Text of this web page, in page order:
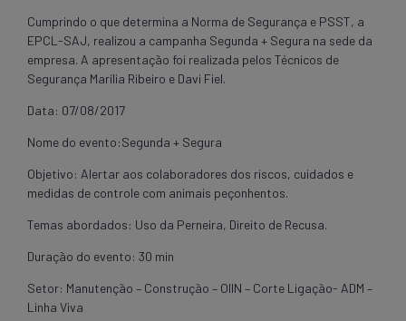
Cumprindo o que determina a Norma de Segurança e PSST, a
EPCL-SAJ, realizou a campanha Segunda + Segura na sede da
empresa. A apresentação foi realizada pelos Técnicos de
Segurança Marília Ribeiro e Davi Fiel.
Data: 07/08/2017
Nome do evento:Segunda + Segura
Objetivo: Alertar aos colaboradores dos riscos, cuidados e
medidas de controle com animais peçonhentos.
Temas abordados: Uso da Perneira, Direito de Recusa.
Duração do evento: 30 min
Setor: Manutenção – Construção – OIIN – ​​​​​​​​​​​​​​​​​​​​​​​​​​​​​​​​​​​​​​​​Corte Ligação- ADM –
Linha Viva